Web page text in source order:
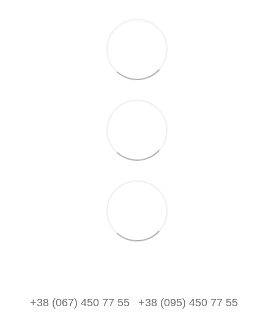
+38 (067) 450 77 55 +38 (095) 450 77 55